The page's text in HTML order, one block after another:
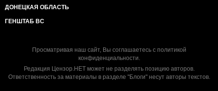
ДОНЕЦКАЯ ОБЛАСТЬ
ГЕНШТАБ ВС
Просматривая наш сайт, Вы соглашаетесь с политикой
конфиденциальности.
Редакция Цензор.НЕТ может не разделять позицию авторов.
Ответственность за материалы в разделе "Блоги" несут авторы текстов.